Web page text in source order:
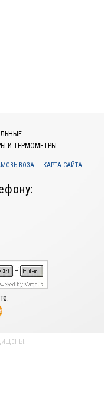
И ТЕРМОМЕТРЫ
КАРТА САЙТА